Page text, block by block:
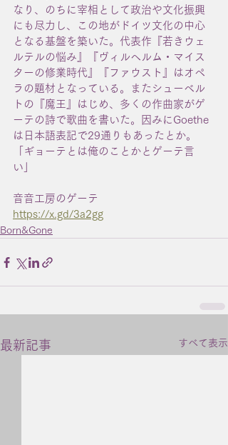
なり、のちに宰相として政治や文化振興
にも尽力し、この地がドイツ文化の中心
となる基盤を築いた。代表作『若きウェ
ルテルの悩み』『ヴィルヘルム・マイス
ターの修業時代』『ファウスト』はオペ
ラの題材となっている。またシューベル
トの『魔王』はじめ、多くの作曲家がゲ
ーテの詩で歌曲を書いた。因みにGoethe
は日本語表記で29通りもあったとか。
「ギョーテとは俺のことかとゲーテ言
い」
音音工房のゲーテ
https://x.gd/3a2gg
Born&Gone
最新記事 すべて表示